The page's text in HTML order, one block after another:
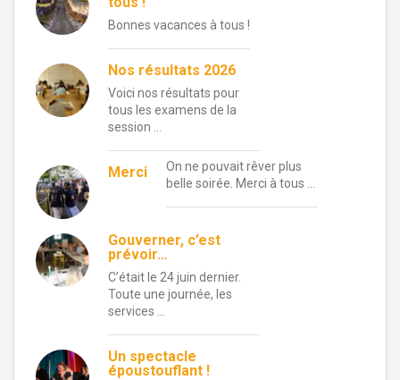
Bonnes vacances à tous !
Nos résultats 2026
Voici nos résultats pour
tous les examens de la
session …
Merci
On ne pouvait rêver plus
belle soirée. Merci à tous …
Gouverner, c’est
prévoir…
C’était le 24 juin dernier.
Toute une journée, les
services …
Un spectacle
époustouflant !